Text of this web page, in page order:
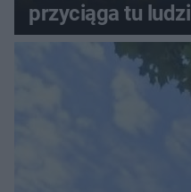
przyciąga tu ludzi